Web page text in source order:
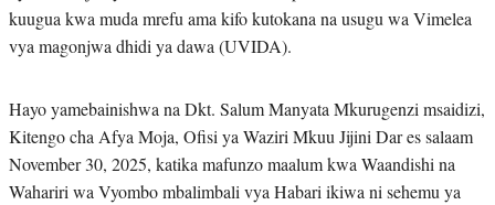
kuugua kwa muda mrefu ama kifo kutokana na usugu wa Vimelea
vya magonjwa dhidi ya dawa (UVIDA).
Hayo yamebainishwa na Dkt. Salum Manyata Mkurugenzi msaidizi,
Kitengo cha Afya Moja, Ofisi ya Waziri Mkuu Jijini Dar es salaam
November 30, 2025, katika mafunzo maalum kwa Waandishi na
Wahariri wa Vyombo mbalimbali vya Habari ikiwa ni sehemu ya